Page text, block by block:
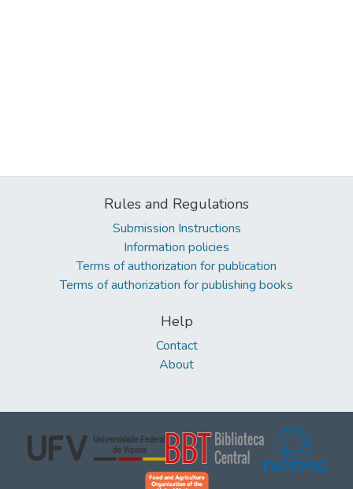
Rules and Regulations
Submission Instructions
Information policies
Terms of authorization for publication
Terms of authorization for publishing books
Help
Contact
About